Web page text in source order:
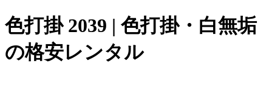
色打掛 2039 | 色打掛・白無垢
の格安レンタル